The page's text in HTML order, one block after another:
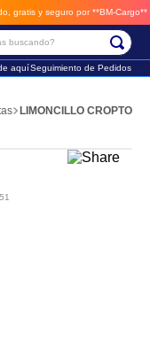
y seguro por **BM-Cargo**
buscando?
aquíSeguimiento de Pedidos
LIMONCILLO CROPTOP